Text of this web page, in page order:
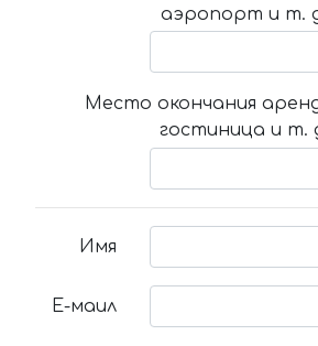
аэропорт и т.
Место окончания
гостиница и т.
Имя
Е-маил